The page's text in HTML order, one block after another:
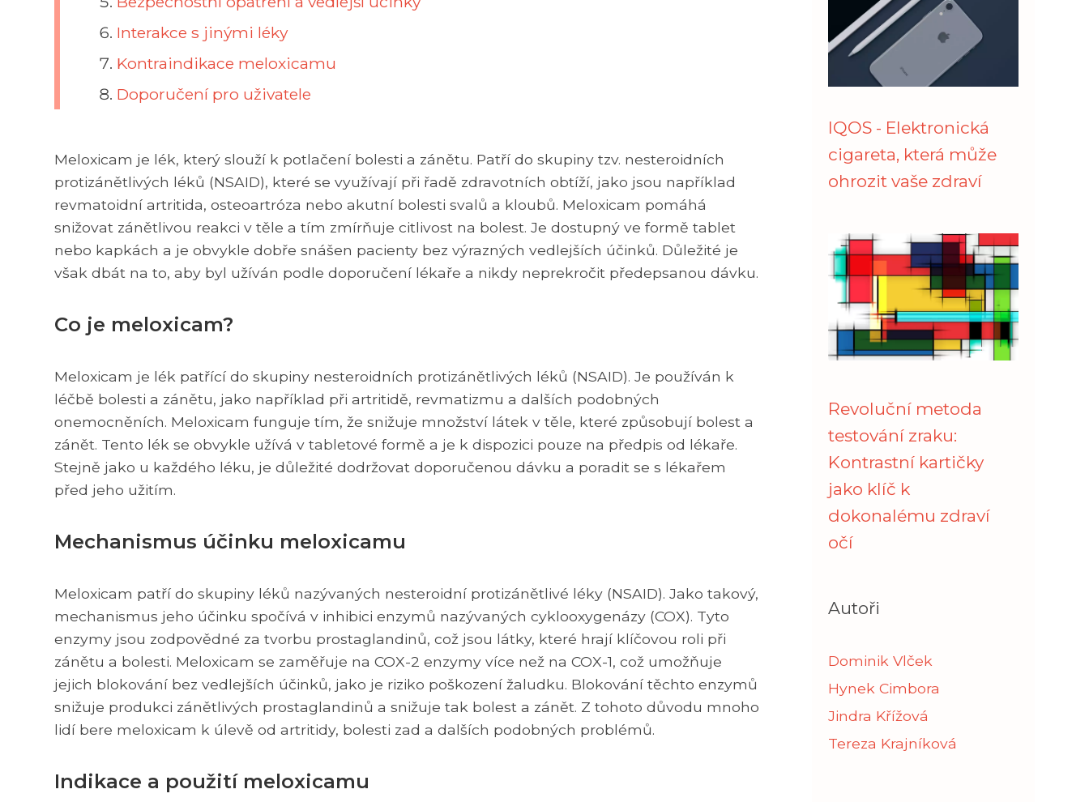
Interakce s jinými léky
Kontraindikace meloxicamu
Doporučení pro uživatele
Meloxicam je lék, který slouží k potlačení bolesti a zánětu. Patří do skupiny tzv. nesteroidních
protizánětlivých léků (NSAID), které se využívají při řadě zdravotních obtíží, jako jsou například
revmatoidní artritida, osteoartróza nebo akutní bolesti svalů a kloubů. Meloxicam pomáhá
snižovat zánětlivou reakci v těle a tím zmírňuje citlivost na bolest. Je dostupný ve formě tablet
nebo kapkách a je obvykle dobře snášen pacienty bez výrazných vedlejších účinků. Důležité je
však dbát na to, aby byl užíván podle doporučení lékaře a nikdy neprekročit předepsanou dávku.
Co je meloxicam?
Meloxicam je lék patřící do skupiny nesteroidních protizánětlivých léků (NSAID). Je používán k
léčbě bolesti a zánětu, jako například při artritidě, revmatizmu a dalších podobných
onemocněních. Meloxicam funguje tím, že snižuje množství látek v těle, které způsobují bolest a
zánět. Tento lék se obvykle užívá v tabletové formě a je k dispozici pouze na předpis od lékaře.
Stejně jako u každého léku, je důležité dodržovat doporučenou dávku a poradit se s lékařem
před jeho užitím.
Mechanismus účinku meloxicamu
Meloxicam patří do skupiny léků nazývaných nesteroidní protizánětlivé léky (NSAID). Jako takový,
mechanismus jeho účinku spočívá v inhibici enzymů nazývaných cyklooxygenázy (COX). Tyto
enzymy jsou zodpovědné za tvorbu prostaglandinů, což jsou látky, které hrají klíčovou roli při
zánětu a bolesti. Meloxicam se zaměřuje na COX-2 enzymy více než na COX-1, což umožňuje
jejich blokování bez vedlejších účinků, jako je riziko poškození žaludku. Blokování těchto enzymů
snižuje produkci zánětlivých prostaglandinů a snižuje tak bolest a zánět. Z tohoto důvodu mnoho
lidí bere meloxicam k úlevě od artritidy, bolesti zad a dalších podobných problémů.
Indikace a použití meloxicamu
IQOS - Elektronická
cigareta, která může
ohrozit vaše zdraví
Revoluční metoda
testování zraku:
Kontrastní kartičky
jako klíč k
dokonalému zdraví
očí
Autoři
Dominik Vlček
Hynek Cimbora
Jindra Křížová
Tereza Krajníková